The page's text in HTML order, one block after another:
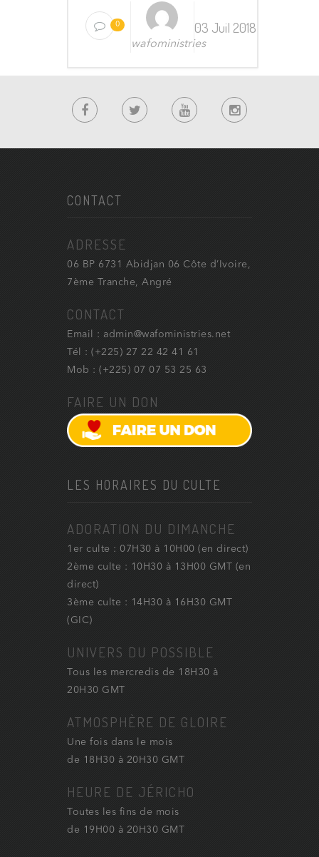
0
wafoministries
03 Juil 2018
CONTACT
ADRESSE
06 BP 6731 Abidjan 06 Côte d’Ivoire,
7ème Tranche, Angré
CONTACT
Email : admin@wafoministries.net
Tél : (+225) 27 22 42 41 61
Mob : (+225) 07 07 53 25 63
FAIRE UN DON
LES HORAIRES DU CULTE
ADORATION DU DIMANCHE
1er culte : 07H30 à 10H00 (en direct)
2ème culte : 10H30 à 13H00 GMT (en
direct)
3ème culte : 14H30 à 16H30 GMT
(GIC)
UNIVERS DU POSSIBLE
Tous les mercredis de 18H30 à
20H30 GMT
ATMOSPHÈRE DE GLOIRE
Une fois dans le mois
de 18H30 à 20H30 GMT
HEURE DE JÉRICHO
Toutes les fins de mois
de 19H00 à 20H30 GMT